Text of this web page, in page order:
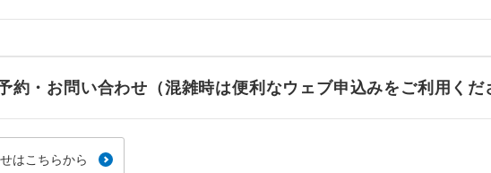
約・お問い合わせ（混雑時は便利なウェブ申込みをご利用くだ
はこちらから
航空会社指定